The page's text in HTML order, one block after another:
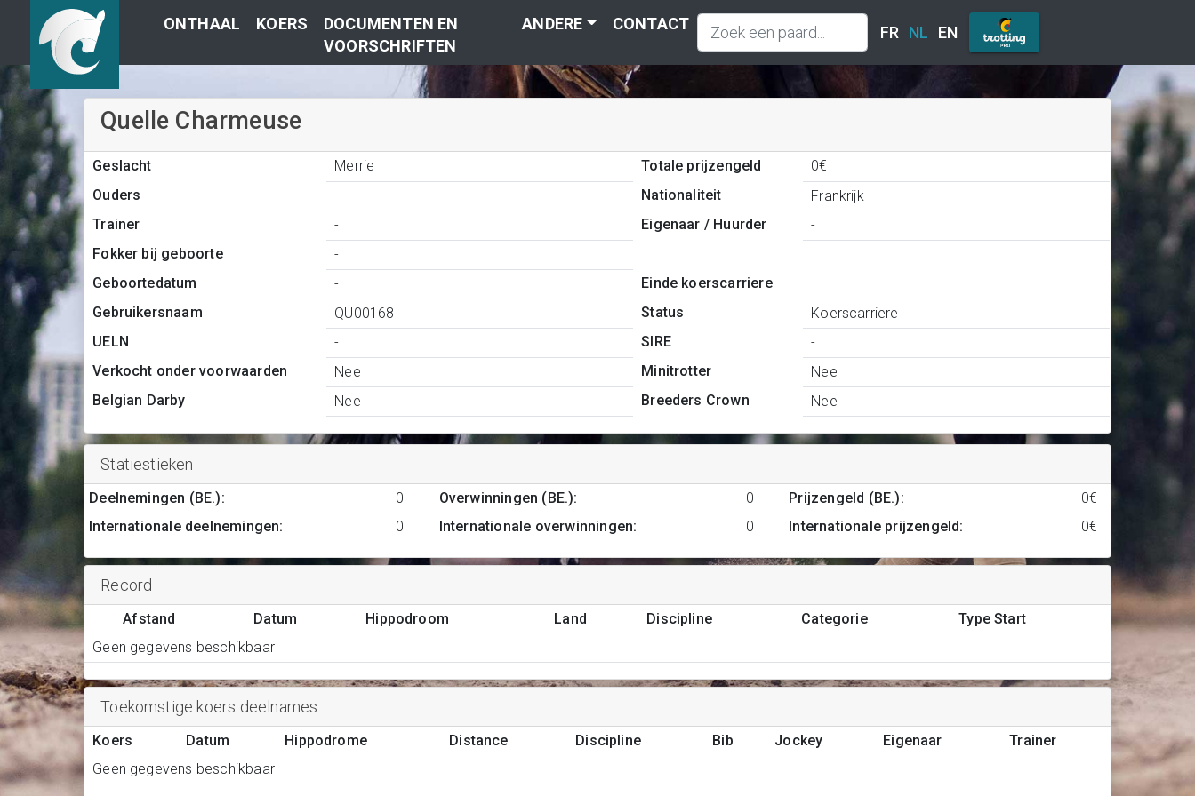
ONTHAAL KOERS
DOCUMENTEN EN
VOORSCHRIFTEN
ANDERE CONTACT FR NL EN
Quelle Charmeuse
Geslacht Merrie Totale prijzengeld
0€
Ouders
Nationaliteit
Frankrijk
Trainer
- Eigenaar / Huurder
-
Fokker bij geboorte
-
Geboortedatum
- Einde koerscarriere
-
Gebruikersnaam
QU00168 Status
Koerscarriere
UELN
- SIRE
-
Verkocht onder voorwaarden
Nee Minitrotter
Nee
Belgian Darby
Nee Breeders Crown Nee
Statiestieken
Deelnemingen (BE.):
0
Internationale deelnemingen: 0
Overwinningen (BE.):
0
Internationale overwinningen: 0
Prijzengeld (BE.):
0€
Internationale prijzengeld: 0€
Record
Afstand Datum Hippodroom Land Discipline Categorie
Type Start
Geen gegevens beschikbaar
Toekomstige koers deelnames
Koers Datum Hippodrome Distance Discipline Bib Jockey Eigenaar
Trainer
Geen gegevens beschikbaar